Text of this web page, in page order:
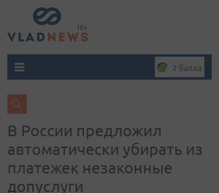
2 балла
В России предложил
автоматически убирать из
платежек незаконные
допуслуги